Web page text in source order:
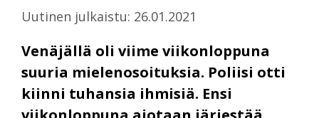
Uutinen julkaistu: 26.01.2021
Venäjällä oli viime viikonloppuna
suuria mielenosoituksia. Poliisi otti
kiinni tuhansia ihmisiä. Ensi